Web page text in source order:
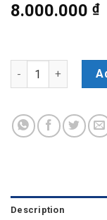
8.000.000 ₫
Micro Không Dây
Description